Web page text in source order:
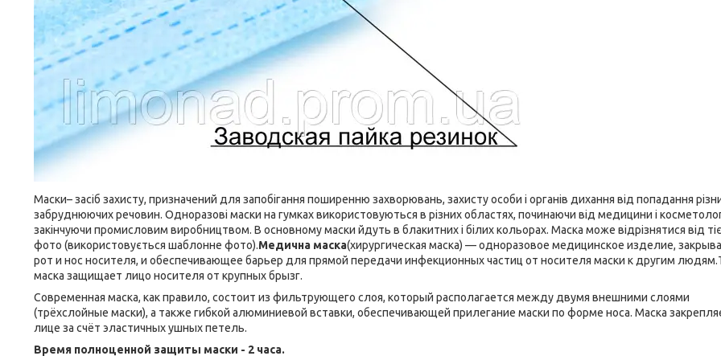
Маски– засіб захисту, призначений для запобігання поширенню захворювань, захисту особи і органів дихання від попадання
забруднюючих речовин. Одноразові маски на гумках використовуються в різних областях, починаючи від медицини і
закінчуючи промисловим виробництвом. В основному маски йдуть в блакитних і білих кольорах. Маска може відрізнятися від
фото (використовується шаблонне фото).Медична маска(хирургическая маска) — одноразовое медицинское изделие,
рот и нос носителя, и обеспечивающее барьер для прямой передачи инфекционных частиц от носителя маски к другим
маска защищает лицо носителя от крупных брызг.
Современная маска, как правило, состоит из фильтрующего слоя, который располагается между двумя внешними слоями
(трёхслойные маски), а также гибкой алюминиевой вставки, обеспечивающей прилегание маски по форме носа. Маска
лице за счёт эластичных ушных петель.
Время полноценной защиты маски - 2 часа.